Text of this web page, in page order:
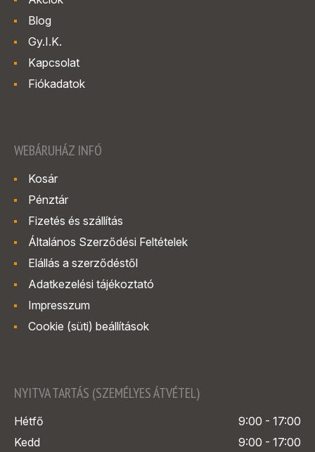
Blog
Gy.I.K.
Kapcsolat
Fiókadatok
WEBÁRUHÁZ INFÓ
Kosár
Pénztár
Fizetés és szállítás
Általános Szerződési Feltételek
Elállás a szerződéstől
Adatkezelési tájékoztató
Impresszum
Cookie (süti) beállítások
NYITVA TARTÁS (SZEMÉLYES ÁTVÉTEL)
Hétfő
9:00 - 17:00
Kedd
9:00 - 17:00